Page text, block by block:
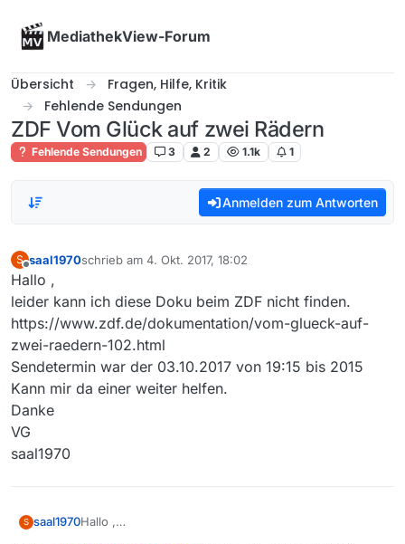
MediathekView-Forum
Übersicht
Fragen, Hilfe, Kritik
Fehlende Sendungen
ZDF Vom Glück auf zwei Rädern
Fehlende Sendungen 3 2 1.1k 1
Anmelden zum Antworten
S
Offline
saal1970schrieb am 4. Okt. 2017, 18:02
zuletzt editiert von
Hallo ,
leider kann ich diese Doku beim ZDF nicht finden.
https://www.zdf.de/dokumentation/vom-glueck-auf-
zwei-raedern-102.html
Sendetermin war der 03.10.2017 von 19:15 bis 2015
Kann mir da einer weiter helfen.
Danke
VG
saal1970
S saal1970Hallo ,